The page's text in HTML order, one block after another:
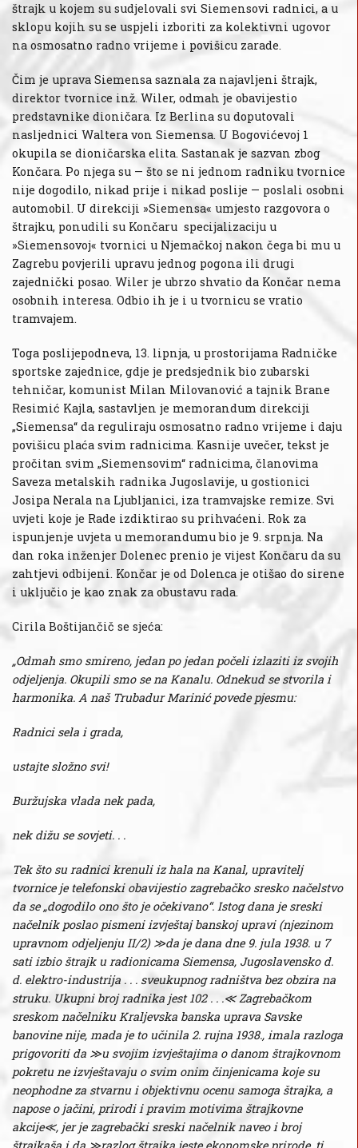
štrajk u kojem su sudjelovali svi Siemensovi radnici, a u
sklopu kojih su se uspjeli izboriti za kolektivni ugovor
na osmosatno radno vrijeme i povišicu zarade.
Čim je uprava Siemensa saznala za najavljeni štrajk,
direktor tvornice inž. Wiler, odmah je obavijestio
predstavnike dioničara. Iz Berlina su doputovali
nasljednici Waltera von Siemensa. U Bogovićevoj 1
okupila se dioničarska elita. Sastanak je sazvan zbog
Končara. Po njega su — što se ni jednom radniku tvornice
nije dogodilo, nikad prije i nikad poslije — poslali osobni
automobil. U direkciji »Siemensa« umjesto razgovora o
štrajku, ponudili su Končaru specijalizaciju u
»Siemensovoj« tvornici u Njemačkoj nakon čega bi mu u
Zagrebu povjerili upravu jednog pogona ili drugi
zajednički posao. Wiler je ubrzo shvatio da Končar nema
osobnih interesa. Odbio ih je i u tvornicu se vratio
tramvajem.
Toga poslijepodneva, 13. lipnja, u prostorijama Radničke
sportske zajednice, gdje je predsjednik bio zubarski
tehničar, komunist Milan Milovanović a tajnik Brane
Resimić Kajla, sastavljen je memorandum direkciji
„Siemensa“ da reguliraju osmosatno radno vrijeme i daju
povišicu plaća svim radnicima. Kasnije uvečer, tekst je
pročitan svim „Siemensovim“ radnicima, članovima
Saveza metalskih radnika Jugoslavije, u gostionici
Josipa Nerala na Ljubljanici, iza tramvajske remize. Svi
uvjeti koje je Rade izdiktirao su prihvaćeni. Rok za
ispunjenje uvjeta u memorandumu bio je 9. srpnja. Na
dan roka inženjer Dolenec prenio je vijest Končaru da su
zahtjevi odbijeni. Končar je od Dolenca je otišao do sirene
i uključio je kao znak za obustavu rada.
Cirila Boštijančič se sjeća:
„Odmah smo smireno, jedan po jedan počeli izlaziti iz svojih
odjeljenja. Okupili smo se na Kanalu. Odnekud se stvorila i
harmonika. A naš Trubadur Marinić povede pjesmu:
Radnici sela i grada,
ustajte složno svi!
Buržujska vlada nek pada,
nek dižu se sovjeti. . .
Tek što su radnici krenuli iz hala na Kanal, upravitelj
tvornice je telefonski obavijestio zagrebačko sresko načelstvo
da se „dogodilo ono što je očekivano“. Istog dana je sreski
načelnik poslao pismeni izvještaj banskoj upravi (njezinom
upravnom odjeljenju II/2) ≫da je dana dne 9. jula 1938. u 7
sati izbio štrajk u radionicama Siemensa, Jugoslavensko d.
d. elektro-industrija . . . sveukupnog radništva bez obzira na
struku. Ukupni broj radnika jest 102 . . .≪ Zagrebačkom
sreskom načelniku Kraljevska banska uprava Savske
banovine nije, mada je to učinila 2. rujna 1938., imala razloga
prigovoriti da ≫u svojim izvještajima o danom štrajkovnom
pokretu ne izvještavaju o svim onim činjenicama koje su
neophodne za stvarnu i objektivnu ocenu samoga štrajka, a
napose o jačini, prirodi i pravim motivima štrajkovne
akcije≪, jer je zagrebački sreski načelnik naveo i broj